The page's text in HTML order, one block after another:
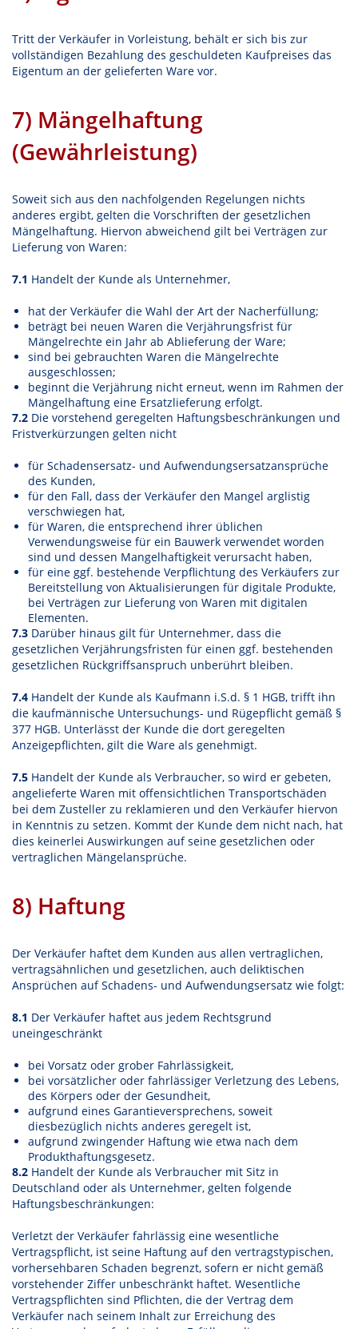
Tritt der Verkäufer in Vorleistung, behält er sich bis zur
vollständigen Bezahlung des geschuldeten Kaufpreises das
Eigentum an der gelieferten Ware vor.
7) Mängelhaftung
(Gewährleistung)
Soweit sich aus den nachfolgenden Regelungen nichts
anderes ergibt, gelten die Vorschriften der gesetzlichen
Mängelhaftung. Hiervon abweichend gilt bei Verträgen zur
Lieferung von Waren:
7.1 Handelt der Kunde als Unternehmer,
hat der Verkäufer die Wahl der Art der Nacherfüllung;
beträgt bei neuen Waren die Verjährungsfrist für
Mängelrechte ein Jahr ab Ablieferung der Ware;
sind bei gebrauchten Waren die Mängelrechte
ausgeschlossen;
beginnt die Verjährung nicht erneut, wenn im Rahmen der
Mängelhaftung eine Ersatzlieferung erfolgt.
7.2 Die vorstehend geregelten Haftungsbeschränkungen und
Fristverkürzungen gelten nicht
für Schadensersatz- und Aufwendungsersatzansprüche
des Kunden,
für den Fall, dass der Verkäufer den Mangel arglistig
verschwiegen hat,
für Waren, die entsprechend ihrer üblichen
Verwendungsweise für ein Bauwerk verwendet worden
sind und dessen Mangelhaftigkeit verursacht haben,
für eine ggf. bestehende Verpflichtung des Verkäufers zur
Bereitstellung von Aktualisierungen für digitale Produkte,
bei Verträgen zur Lieferung von Waren mit digitalen
Elementen.
7.3 Darüber hinaus gilt für Unternehmer, dass die
gesetzlichen Verjährungsfristen für einen ggf. bestehenden
gesetzlichen Rückgriffsanspruch unberührt bleiben.
7.4 Handelt der Kunde als Kaufmann i.S.d. § 1 HGB, trifft ihn
die kaufmännische Untersuchungs- und Rügepflicht gemäß §
377 HGB. Unterlässt der Kunde die dort geregelten
Anzeigepflichten, gilt die Ware als genehmigt.
7.5 Handelt der Kunde als Verbraucher, so wird er gebeten,
angelieferte Waren mit offensichtlichen Transportschäden
bei dem Zusteller zu reklamieren und den Verkäufer hiervon
in Kenntnis zu setzen. Kommt der Kunde dem nicht nach, hat
dies keinerlei Auswirkungen auf seine gesetzlichen oder
vertraglichen Mängelansprüche.
8) Haftung
Der Verkäufer haftet dem Kunden aus allen vertraglichen,
vertragsähnlichen und gesetzlichen, auch deliktischen
Ansprüchen auf Schadens- und Aufwendungsersatz wie folgt:
8.1 Der Verkäufer haftet aus jedem Rechtsgrund
uneingeschränkt
bei Vorsatz oder grober Fahrlässigkeit,
bei vorsätzlicher oder fahrlässiger Verletzung des Lebens,
des Körpers oder der Gesundheit,
aufgrund eines Garantieversprechens, soweit
diesbezüglich nichts anderes geregelt ist,
aufgrund zwingender Haftung wie etwa nach dem
Produkthaftungsgesetz.
8.2 Handelt der Kunde als Verbraucher mit Sitz in
Deutschland oder als Unternehmer, gelten folgende
Haftungsbeschränkungen:
Verletzt der Verkäufer fahrlässig eine wesentliche
Vertragspflicht, ist seine Haftung auf den vertragstypischen,
vorhersehbaren Schaden begrenzt, sofern er nicht gemäß
vorstehender Ziffer unbeschränkt haftet. Wesentliche
Vertragspflichten sind Pflichten, die der Vertrag dem
Verkäufer nach seinem Inhalt zur Erreichung des